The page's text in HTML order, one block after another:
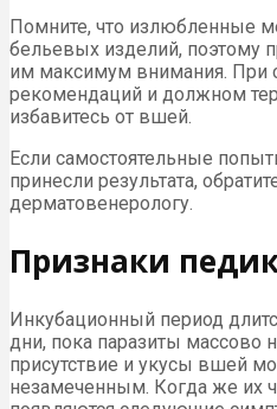
Помните, что излюбленные
бельевых изделий, поэтому
им максимум внимания. При
рекомендаций и должном
избавитесь от вшей.
Если самостоятельные
принесли результата,
дерматовенерологу.
Признаки
Инкубационный период
дни, пока паразиты массово
присутствие и укусы вшей
незамеченным. Когда же их